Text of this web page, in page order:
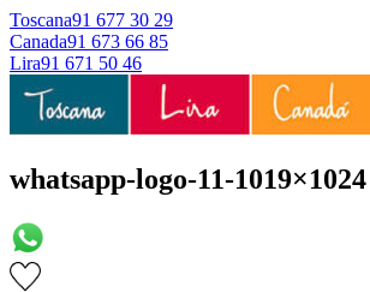
Toscana91 677 30 29
Canada91 673 66 85
Lira91 671 50 46
whatsapp-logo-11-